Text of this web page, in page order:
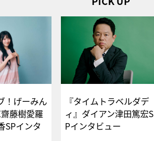
！げーみん
藤樹愛羅
SPインタ
『タイムトラベルダデ
ィ』ダイアン津田篤宏S
Pインタビュー